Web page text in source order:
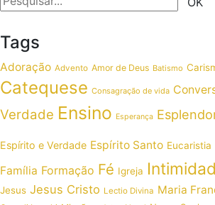
Tags
Adoração Advento Amor de Deus Batismo
Catequese Consagração de vida
Verdade Ensino Esperança
Espírito e Verdade Espírito Santo Eucaristia
Família Formação Fé Igreja
Jesus Jesus Cristo Lectio Divina Maria